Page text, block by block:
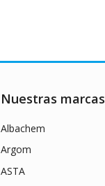
Nuestras marcas
Albachem
Argom
ASTA